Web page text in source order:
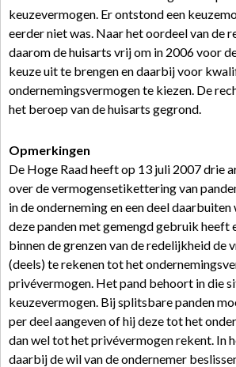
keuzevermogen. Er ontstond een
eerder niet was. Naar het oordeel van de
daarom de huisarts vrij om in 2006 voor
keuze uit te brengen en daarbij voor
ondernemingsvermogen te kiezen. De
het beroep van de huisarts gegrond.
Opmerkingen
De Hoge Raad heeft op 13 juli 2007 drie
over de vermogensetikettering van
in de onderneming en een deel
deze panden met gemengd gebruik heeft
binnen de grenzen van de redelijkheid de
(deels) te rekenen tot het
privévermogen. Het pand behoort in die
keuzevermogen. Bij splitsbare panden
per deel aangeven of hij deze tot het
dan wel tot het privévermogen rekent. In
daarbij de wil van de ondernemer